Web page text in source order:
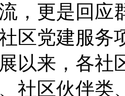
，更是回应
区党建服务
以来，各社
社区伙伴类